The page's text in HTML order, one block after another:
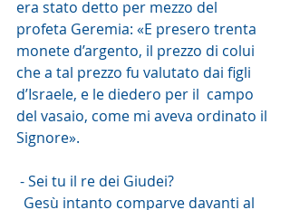
era stato detto per mezzo del
profeta Geremia: «E presero trenta
monete d’argento, il prezzo di colui
che a tal prezzo fu valutato dai figli
d’Israele, e le diedero per il  campo
del vasaio, come mi aveva ordinato il
Signore».
- Sei tu il re dei Giudei?